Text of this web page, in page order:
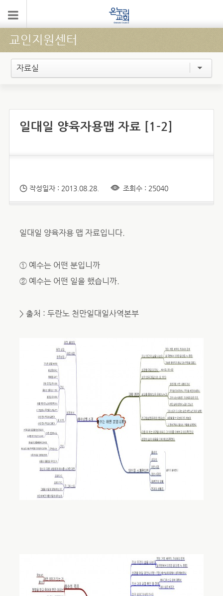
교인지원센터
자료실
일대일 양육자용맵 자료 [1-2]
작성일자 : 2013.08.28. 조회수 : 25040
일대일 양육자용 맵 자료입니다.
① 예수는 어떤 분입니까
② 예수는 어떤 일을 했습니까.
> 출처 : 두란노 천만일대일사역본부